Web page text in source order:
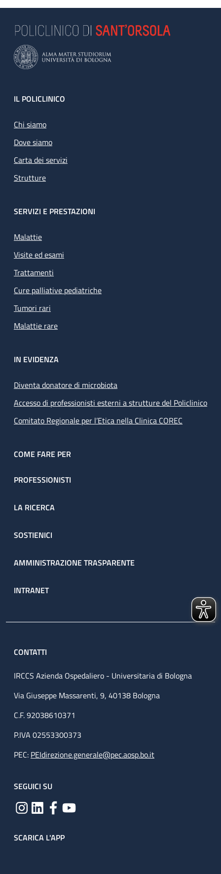
Footer
IL POLICLINICO
Chi siamo
Dove siamo
Carta dei servizi
Strutture
SERVIZI E PRESTAZIONI
Malattie
Visite ed esami
Trattamenti
Cure palliative pediatriche
Tumori rari
Malattie rare
IN EVIDENZA
Diventa donatore di microbiota
Accesso di professionisti esterni a strutture del Policlinico
Comitato Regionale per l’Etica nella Clinica COREC
COME FARE PER
PROFESSIONISTI
LA RICERCA
SOSTIENICI
AMMINISTRAZIONE TRASPARENTE
INTRANET
CONTATTI
IRCCS Azienda Ospedaliero - Universitaria di Bologna
Via Giuseppe Massarenti, 9, 40138 Bologna
C.F. 92038610371
P.IVA 02553300373
PEC: PEIdirezione.generale@pec.aosp.bo.it
SEGUICI SU
SCARICA L'APP